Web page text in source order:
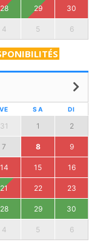
28 29 30
4 5 6
VE SA DI
31 1 2
7 8 9
14 15 16
21 22 23
28 29 30
4 5 6